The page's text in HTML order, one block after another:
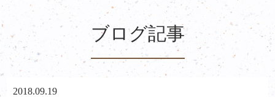
ブログ記事
2018.09.19